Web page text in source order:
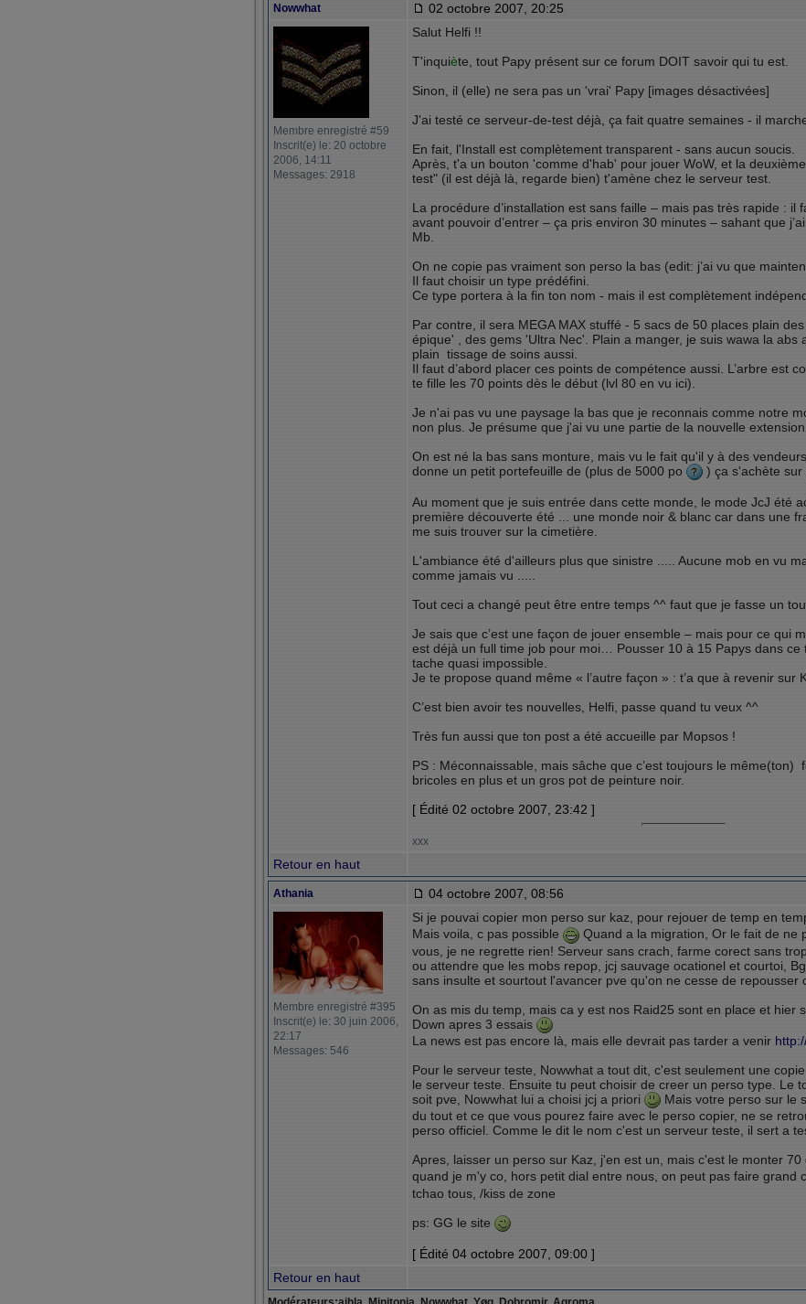
Nowwhat 02 octobre 2007, 20:25
Membre enregistré #59
Inscrit(e) le: 20 octobre
2006, 14:11
Messages: 2918
Salut Helfi !!
T'inquiète, tout Papy présent sur ce forum DOIT savoir qui tu est.
Sinon, il (elle) ne sera pas un 'vrai' Papy [images désactivées]
J'ai testé ce serveur-de-test déjà, ça fait quatre semaines - il
En fait, l'Install est complètement transparent - sans aucun soucis.
Après, t'a un bouton 'comme d'hab' pour jouer WoW, et la
test" (il est déjà là, regarde bien) t'amène chez le serveur test.
La procédure d’installation est sans faille – mais pas très rapide : il
avant pouvoir d’entrer – ça pris environ 30 minutes – sahant que
Mb.
On ne copie pas vraiment son perso la bas (edit: j’ai vu que
Il faut choisir un type prédéfini.
Ce type portera à la fin ton nom - mais il est complètement
Par contre, il sera MEGA MAX stuffé - 5 sacs de 50 places plain
épique' , des gems 'Ultra Nec'. Plain a manger, je suis wawa la abs
plain tissage de soins aussi.
Il faut d’abord placer ces points de compétence aussi. L’arbre est
te fille les 70 points dès le début (lvl 80 en vu ici).
Je n'ai pas vu une paysage la bas que je reconnais comme notre
non plus. Je présume que j'ai vu une partie de la nouvelle extension.
On est né la bas sans monture, mais vu le fait qu'il y à des
donne un petit portefeuille de (plus de 5000 po
) ça s'achète sur
Au moment que je suis entrée dans cette monde, le mode JcJ été
première découverte été ... une monde noir & blanc car dans une
me suis trouver sur la cimetière.
L'ambiance été d'ailleurs plus que sinistre ..... Aucune mob en vu
comme jamais vu .....
Tout ceci a changé peut être entre temps ^^ faut que je fasse un
Je sais que c’est une façon de jouer ensemble – mais pour ce qui
est déjà un full time job pour moi… Pousser 10 à 15 Papys dans ce
tache quasi impossible.
Je te propose quand même « l’autre façon » : t’a que à revenir sur
C’est bien avoir tes nouvelles, Helfi, passe quand tu veux ^^
Très fun aussi que ton post a été accueille par Mopsos !
PS : Méconnaissable, mais sâche que c’est toujours le même(ton)
bricoles en plus et un gros pot de peinture noir.
[ Édité 02 octobre 2007, 23:42 ]
xxx
Retour en haut
Athania 04 octobre 2007, 08:56
Membre enregistré #395
Inscrit(e) le: 30 juin 2006,
22:17
Messages: 546
Si je pouvai copier mon perso sur kaz, pour rejouer de temp en
Mais voila, c pas possible
Quand a la migration, Or le fait de ne
vous, je ne regrette rien! Serveur sans crach, farme corect sans
ou attendre que les mobs repop, jcj sauvage ocationel et courtoi,
sans insulte et sourtout l'avancer pve qu'on ne cesse de repousser
On as mis du temp, mais ca y est nos Raid25 sont en place et hier
Down apres 3 essais
La news est pas encore là, mais elle devrait pas tarder a venir
Pour le serveur teste, Nowwhat a tout dit, c'est seulement une
le serveur teste. Ensuite tu peut choisir de creer un perso type. Le
soit pve, Nowwhat lui a choisi jcj a priori
Mais votre perso sur le
du tout et ce que vous pourez faire avec le perso copier, ne se
perso officiel. Comme le dit le nom c'est un serveur teste, il sert a
Apres, laisser un perso sur Kaz, j'en est un, mais c'est le monter 70
quand je m'y co, hors petit dial entre nous, on peut pas faire grand
tchao tous, /kiss de zone
ps: GG le site
[ Édité 04 octobre 2007, 09:00 ]
Retour en haut